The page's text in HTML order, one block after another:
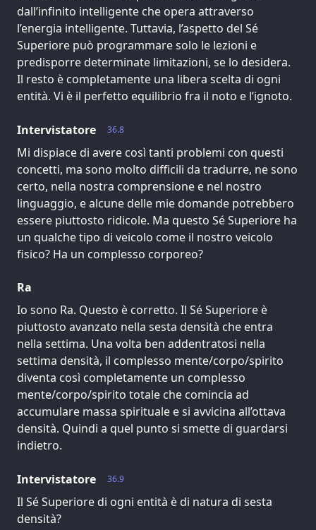
dall’infinito intelligente che opera attraverso
l’energia intelligente. Tuttavia, l’aspetto del Sé
Superiore può programmare solo le lezioni e
predisporre determinate limitazioni, se lo desidera.
Il resto è completamente una libera scelta di ogni
entità. Vi è il perfetto equilibrio fra il noto e l’ignoto.
36.8
Intervistatore
Mi dispiace di avere così tanti problemi con questi
concetti, ma sono molto difficili da tradurre, ne sono
certo, nella nostra comprensione e nel nostro
linguaggio, e alcune delle mie domande potrebbero
essere piuttosto ridicole. Ma questo Sé Superiore ha
un qualche tipo di veicolo come il nostro veicolo
fisico? Ha un complesso corporeo?
Ra
Io sono Ra. Questo è corretto. Il Sé Superiore è
piuttosto avanzato nella sesta densità che entra
nella settima. Una volta ben addentratosi nella
settima densità, il complesso mente/corpo/spirito
diventa così completamente un complesso
mente/corpo/spirito totale che comincia ad
accumulare massa spirituale e si avvicina all’ottava
densità. Quindi a quel punto si smette di guardarsi
indietro.
36.9
Intervistatore
Il Sé Superiore di ogni entità è di natura di sesta
densità?